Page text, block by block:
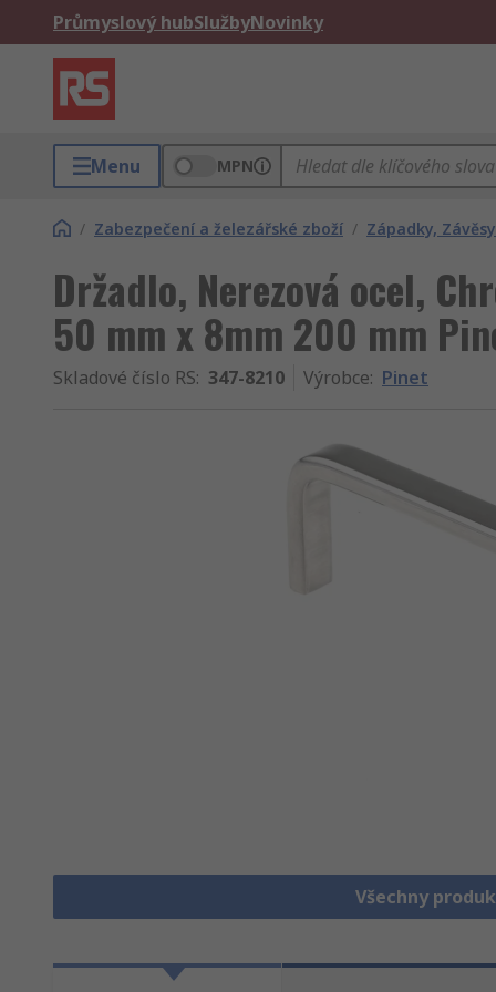
Průmyslový hubSlužbyNovinky
Menu MPN
/ Zabezpečení a železářské zboží / Západky,
Držadlo, Nerezová ocel,
50 mm x 8mm 200 mm
Skladové číslo RS: 347-8210 Výrobce: Pinet
Všechny